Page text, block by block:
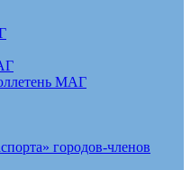
МАГ
городов-членов